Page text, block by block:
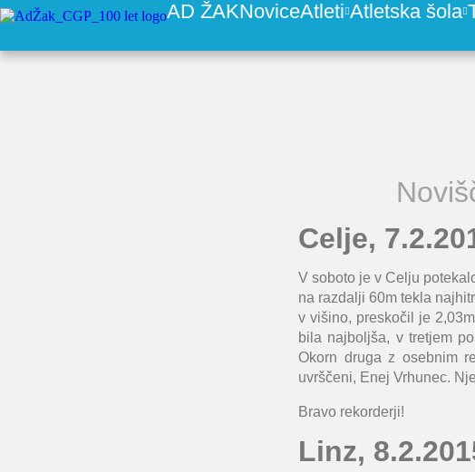
AD ŽAKNoviceAtleti Atletska šola
Celje,
V soboto je v Celju
na razdalji 60m tekla
v višino, preskočil je
bila najboljša, v tretjem
Okorn druga z osebnim
uvrščeni, Enej Vrhunec.
Bravo rekorderji!
Linz,